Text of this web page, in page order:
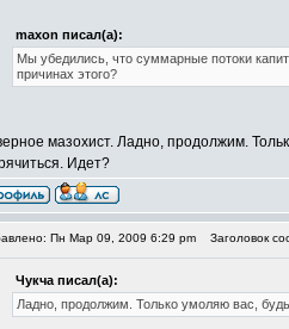
maxon писал(а):
Мы убедились, что суммарные потоки
причинах этого?
мазохист. Ладно, продолжим.
Идет?
Пн Мар 09, 2009 6:29 pm Заголовок
Чукча писал(а):
Ладно, продолжим. Только умоляю вас,